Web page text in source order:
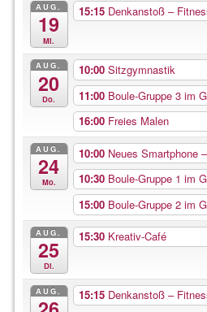
AUG.
19
Mi.
15:15 Denkanstoß –
AUG.
20
Do.
10:00 Sitzgymnastik
11:00 Boule-Gruppe 3 im
16:00 Freies Malen
AUG.
24
Mo.
10:00 Neues Smartphone
10:30 Boule-Gruppe 1 im
15:00 Boule-Gruppe 2 im
AUG.
25
Di.
15:30 Kreativ-Café
AUG. 15:15 Denkanstoß –